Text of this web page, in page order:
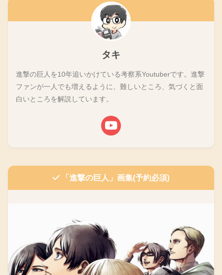
タキ
進撃の巨人を10年追いかけている考察系Youtuberです。進撃
ファンが一人でも増えるように、難しいところ、気づくと面
白いところを解説しています。
「進撃の巨人」画集(予約必須)